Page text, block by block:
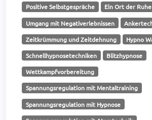
Positive Selbstgespräche Ein Ort der Ruhe
Umgang mit Negativerlebnissen
Zeitkrümmung und Zeitdehnung Hypno
Schnellhypnosetechniken Blitzhypnose
Wettkampfvorbereitung
Spannungsregulation mit Mentaltraining
Spannungsregulation mit Hypnose